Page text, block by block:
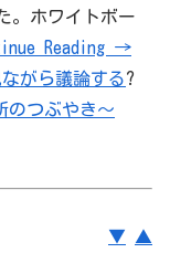
。ホワイトボー
Reading →
がら議論する?
のつぶやき～
▼ ▲